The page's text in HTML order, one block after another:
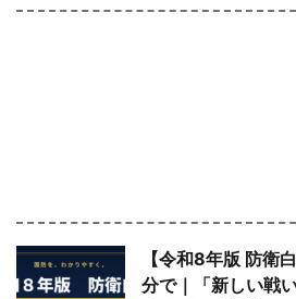
【令和8年版 防衛
分で｜「新しい戦